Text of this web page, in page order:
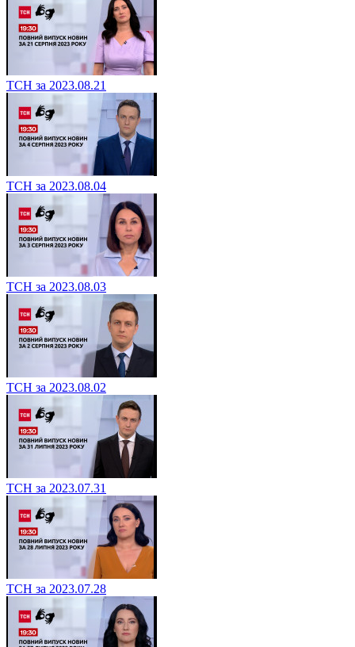
ТСН за 2023.08.21
ТСН за 2023.08.04
ТСН за 2023.08.03
ТСН за 2023.08.02
ТСН за 2023.07.31
ТСН за 2023.07.28